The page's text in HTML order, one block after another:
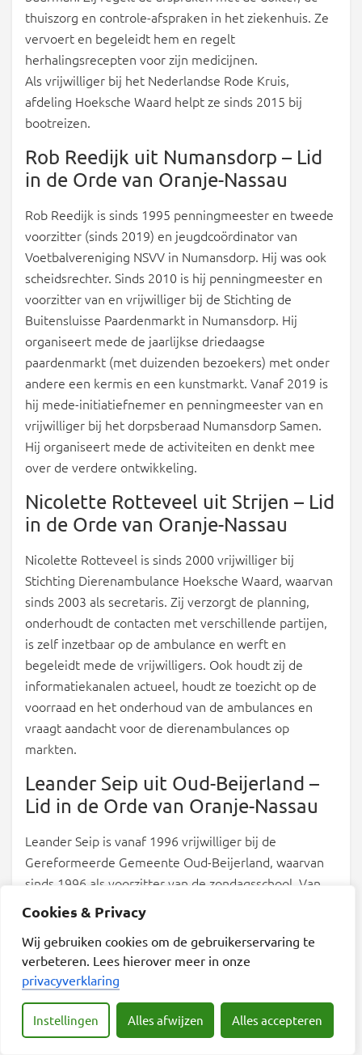
Cookies & Privacy
Wij gebruiken cookies om de gebruikerservaring te
verbeteren. Lees hierover meer in onze
privacyverklaring
Instellingen Alles afwijzen Alles accepteren
thuiszorg en controle-afspraken in het ziekenhuis. Ze
vervoert en begeleidt hem en regelt
herhalingsrecepten voor zijn medicijnen.
Als vrijwilliger bij het Nederlandse Rode Kruis,
afdeling Hoeksche Waard helpt ze sinds 2015 bij
bootreizen.
Rob Reedijk uit Numansdorp – Lid
in de Orde van Oranje-Nassau
Rob Reedijk is sinds 1995 penningmeester en tweede
voorzitter (sinds 2019) en jeugdcoördinator van
Voetbalvereniging NSVV in Numansdorp. Hij was ook
scheidsrechter. Sinds 2010 is hij penningmeester en
voorzitter van en vrijwilliger bij de Stichting de
Buitensluisse Paardenmarkt in Numansdorp. Hij
organiseert mede de jaarlijkse driedaagse
paardenmarkt (met duizenden bezoekers) met onder
andere een kermis en een kunstmarkt. Vanaf 2019 is
hij mede-initiatiefnemer en penningmeester van en
vrijwilliger bij het dorpsberaad Numansdorp Samen.
Hij organiseert mede de activiteiten en denkt mee
over de verdere ontwikkeling.
Nicolette Rotteveel uit Strijen – Lid
in de Orde van Oranje-Nassau
Nicolette Rotteveel is sinds 2000 vrijwilliger bij
Stichting Dierenambulance Hoeksche Waard, waarvan
sinds 2003 als secretaris. Zij verzorgt de planning,
onderhoudt de contacten met verschillende partijen,
is zelf inzetbaar op de ambulance en werft en
begeleidt mede de vrijwilligers. Ook houdt zij de
informatiekanalen actueel, houdt ze toezicht op de
voorraad en het onderhoud van de ambulances en
vraagt aandacht voor de dierenambulances op
markten.
Leander Seip uit Oud-Beijerland –
Lid in de Orde van Oranje-Nassau
Leander Seip is vanaf 1996 vrijwilliger bij de
Gereformeerde Gemeente Oud-Beijerland, waarvan
sinds 1996 als voorzitter van de zondagsschool. Van
1998 tot 2015 was hij lid van de actiecommissie en
van 2012 tot 2018 lid van de zendingscommissie.
Sinds 2022 is hij ouderling. In de periode 2006 tot
2018 was hij vrijwilliger bij de Stichting Adullam
Comité Puttershoek. Deze stichting biedt zorg en
begeleiding aan mensen met een verstandelijke
beperking. Hij was veilingmeester bij de verkopingen